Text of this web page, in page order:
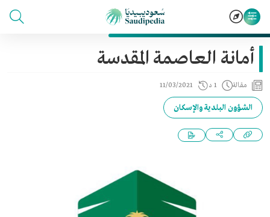
أمانة العاصمة المقدسة
مقالة 1 د 11/03/2021
الشؤون البلدية والإسكان